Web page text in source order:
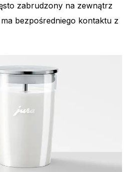
zabrudzony na zewnątrz
bezpośredniego kontaktu z